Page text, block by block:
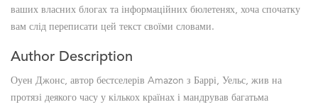
ваших власних блогах та інформаційних бюлетенях, хоча спочатку
вам слід переписати цей текст своїми словами.
Author Description
Оуен Джонс, автор бестселерів Amazon з Баррі, Уельс, жив на
протязі деякого часу у кількох країнах і мандрував багатьма